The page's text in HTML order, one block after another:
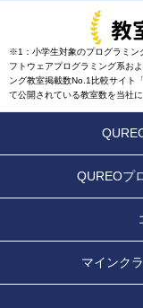
教
※1：小学生対象のプログラミン
フトウェアプログラミング系お
ング教室掲載数No.1比較サイト
て公開されている教室数を当社
QUREOプ
マインク